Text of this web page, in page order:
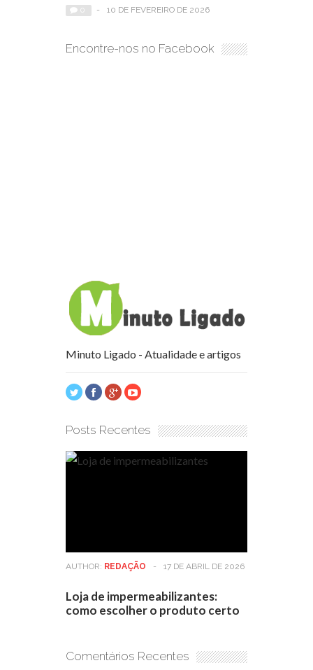
- 10 DE FEVEREIRO DE 2026
Encontre-nos no Facebook
Minuto Ligado - Atualidade e artigos
Posts Recentes
AUTHOR: REDAÇÃO - 17 DE ABRIL DE 2026
Loja de impermeabilizantes:
como escolher o produto certo
Comentários Recentes